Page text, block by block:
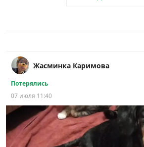
Жасминка Каримова
Потерялись
07 июля 11:40